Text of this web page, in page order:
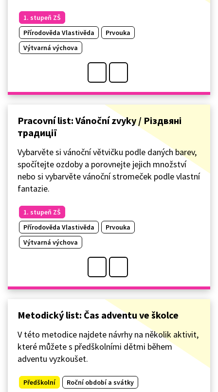
1. stupeň ZŠ
Přírodověda Vlastivěda
Prvouka
Výtvarná výchova
Pracovní list: Vánoční zvyky / Різдвяні
традиції
Vybarvěte si vánoční větvičku podle daných barev,
spočítejte ozdoby a porovnejte jejich množství
nebo si vybarvěte vánoční stromeček podle vlastní
fantazie.
1. stupeň ZŠ
Přírodověda Vlastivěda
Prvouka
Výtvarná výchova
Metodický list: Čas adventu ve školce
V této metodice najdete návrhy na několik aktivit,
které můžete s předškolními dětmi během
adventu vyzkoušet.
Předškolní Roční období a svátky